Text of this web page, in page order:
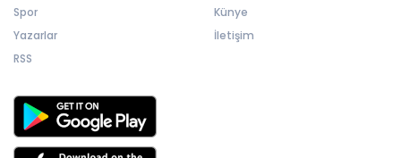
Spor
Yazarlar
RSS
Künye
İletişim